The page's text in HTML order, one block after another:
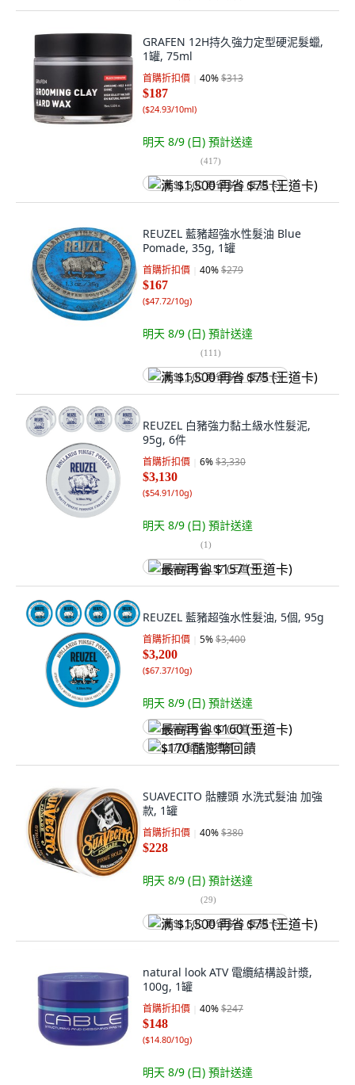
GRAFEN 12H持久強力定型硬泥髮蠟,
1罐, 75ml
首購折扣價 40%$313
$187
($24.93/10ml)
明天 8/9 (日) 預計送達
(417)
满 $1,500 再省 $75 (王道卡)
REUZEL 藍豬超強水性髮油 Blue
Pomade, 35g, 1罐
首購折扣價 40%$279
$167
($47.72/10g)
明天 8/9 (日) 預計送達
(111)
满 $1,500 再省 $75 (王道卡)
REUZEL 白豬強力黏土級水性髮泥,
95g, 6件
首購折扣價 6%$3,330
$3,130
($54.91/10g)
明天 8/9 (日) 預計送達
(1)
最高再省 $157 (王道卡)
REUZEL 藍豬超強水性髮油, 5個, 95g
首購折扣價 5%$3,400
$3,200
($67.37/10g)
明天 8/9 (日) 預計送達
最高再省 $160 (王道卡)
$170 酷澎幣回饋
SUAVECITO 骷髏頭 水洗式髮油 加強
款, 1罐
首購折扣價 40%$380
$228
明天 8/9 (日) 預計送達
(29)
满 $1,500 再省 $75 (王道卡)
natural look ATV 電纜結構設計漿,
100g, 1罐
首購折扣價 40%$247
$148
($14.80/10g)
明天 8/9 (日) 預計送達